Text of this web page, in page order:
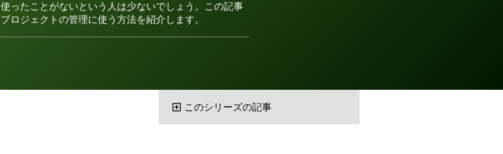
ったことがないという人は少ないでしょう。この記事
ロジェクトの管理に使う方法を紹介します。
このシリーズの記事